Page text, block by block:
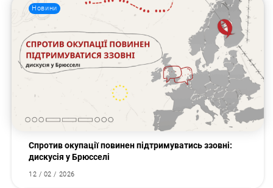
Новини
Спротив окупації повинен підтримуватись ззовні:
дискусія у Брюсселі
12 / 02 / 2026